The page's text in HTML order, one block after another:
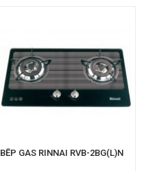
BẾP GAS RINNAI RVB-2BG(L)N